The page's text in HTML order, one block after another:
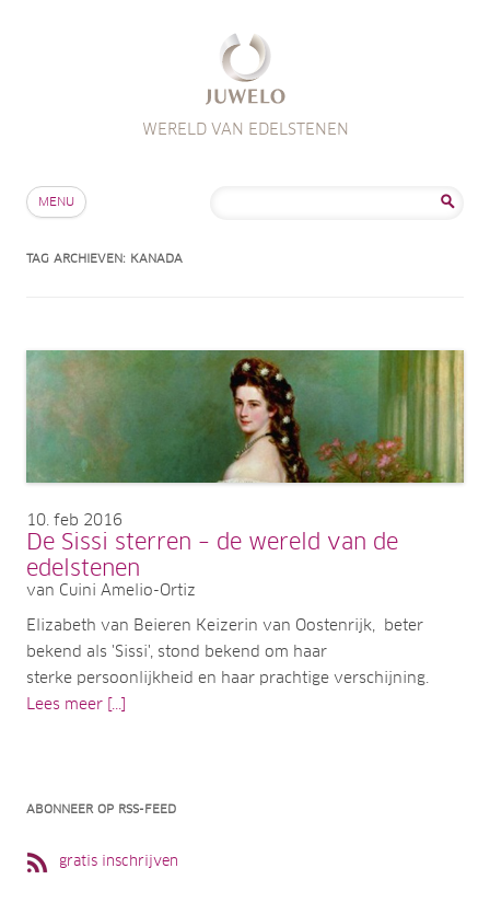
WERELD VAN EDELSTENEN
MENU
TAG ARCHIEVEN: KANADA
10 feb 2016
De Sissi sterren – de wereld van de
edelstenen
van Cuini Amelio-Ortiz
Elizabeth van Beieren Keizerin van Oostenrijk, beter
bekend als 'Sissi', stond bekend om haar
sterke persoonlijkheid en haar prachtige verschijning.
Lees meer [...]
ABONNEER OP RSS-FEED
gratis inschrijven